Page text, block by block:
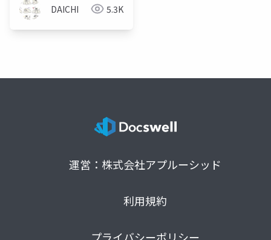
DAICHI 5.3K
運営：株式会社アプルーシッド
利用規約
プライバシーポリシー